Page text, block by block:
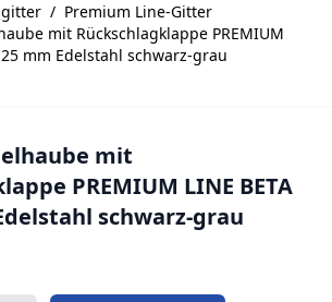
/ Premium Line-Gitter
mit Rückschlagklappe PREMIUM
mm Edelstahl schwarz-grau
mit
PREMIUM LINE BETA
schwarz-grau